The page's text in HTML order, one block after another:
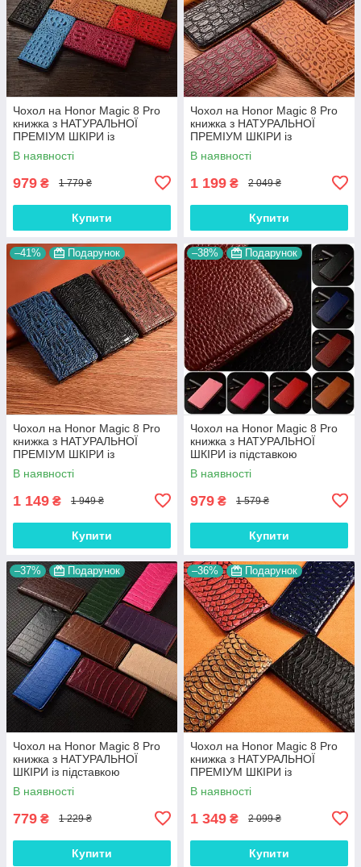
Чохол на Honor Magic 8 Pro
книжка з НАТУРАЛЬНОЇ
ПРЕМІУМ ШКІРИ із
підставкою протиударний
магнітний 3D "CROCOHEAD"
В наявності
979 ₴ 1 779 ₴
Купити
Чохол на Honor Magic 8 Pro
книжка з НАТУРАЛЬНОЇ
ПРЕМІУМ ШКІРИ із
підставкою протиударний
магнітний "JACOSA"
В наявності
1 199 ₴ 2 049 ₴
Купити
–41% Подарунок
Чохол на Honor Magic 8 Pro
книжка з НАТУРАЛЬНОЇ
ПРЕМІУМ ШКІРИ із
підставкою протиударний
магнітний "DRAGON"
В наявності
1 149 ₴ 1 949 ₴
Купити
–38% Подарунок
Чохол на Honor Magic 8 Pro
книжка з НАТУРАЛЬНОЇ
ШКІРИ із підставкою
візитницею протиударний
магнітний "BULL"
В наявності
979 ₴ 1 579 ₴
Купити
–37% Подарунок
Чохол на Honor Magic 8 Pro
книжка з НАТУРАЛЬНОЇ
ШКІРИ із підставкою
візитницею протиударний
магнітний "LUXOR"
В наявності
779 ₴ 1 229 ₴
Купити
–36% Подарунок
Чохол на Honor Magic 8 Pro
книжка з НАТУРАЛЬНОЇ
ПРЕМІУМ ШКІРИ із
підставкою протиударний
магнітний "PYTHON"
В наявності
1 349 ₴ 2 099 ₴
Купити